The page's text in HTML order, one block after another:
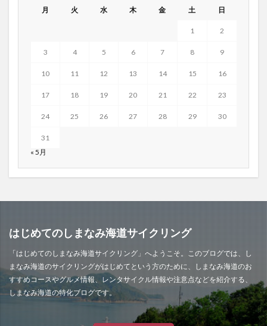
月 火 水 木 金 土 日
1 2
3 4 5 6 7 8 9
10 11 12 13 14 15 16
17 18 19 20 21 22 23
24 25 26 27 28 29 30
31
« 5月
はじめてのしまなみ海道サイクリング
「はじめてのしまなみ海道サイクリング」へようこそ。このブログでは、し
まなみ海道のサイクリングがはじめてという方のために、しまなみ海道のお
すすめコースやグルメ情報、レンタサイクル情報や注意点などを紹介する、
しまなみ海道の特化ブログです。